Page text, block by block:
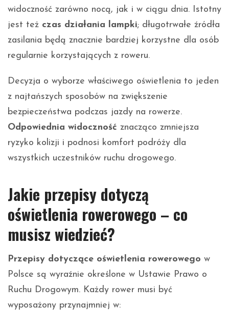
widoczność zarówno nocą, jak i w ciągu dnia. Istotny
jest też czas działania lampki; długotrwałe źródła
zasilania będą znacznie bardziej korzystne dla osób
regularnie korzystających z roweru.
Decyzja o wyborze właściwego oświetlenia to jeden
z najtańszych sposobów na zwiększenie
bezpieczeństwa podczas jazdy na rowerze.
Odpowiednia widoczność znacząco zmniejsza
ryzyko kolizji i podnosi komfort podróży dla
wszystkich uczestników ruchu drogowego.
Jakie przepisy dotyczą
oświetlenia rowerowego – co
musisz wiedzieć?
Przepisy dotyczące oświetlenia rowerowego w
Polsce są wyraźnie określone w Ustawie Prawo o
Ruchu Drogowym. Każdy rower musi być
wyposażony przynajmniej w: